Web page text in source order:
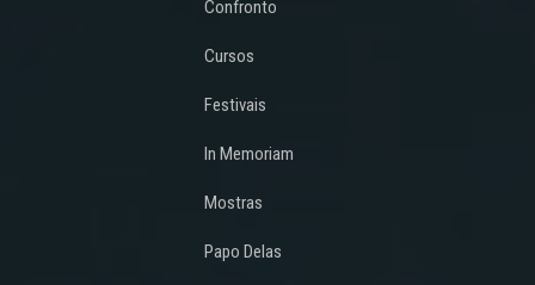
Confronto
Cursos
Festivais
In Memoriam
Mostras
Papo Delas